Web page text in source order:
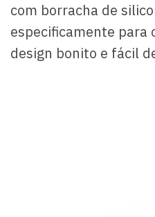
com borracha de
especificamente para
design bonito e fácil